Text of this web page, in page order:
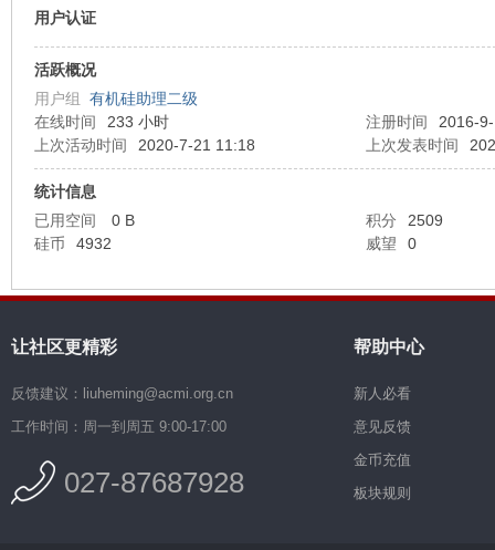
用户认证
活跃概况
用户组 有机硅助理二级
在线时间
233 小时 注册时间
2016-
上次活动时间
2020-7-21 11:18 上次发表时间
统计信息
已用空间
0 B 积分
2509
硅币
4932 威望 0
让社区更精彩
反馈建议：liuheming@acmi.org.cn
工作时间：周一到周五 9:00-17:00
027-87687928
帮助中心
新人必看
意见反馈
金币充值
板块规则